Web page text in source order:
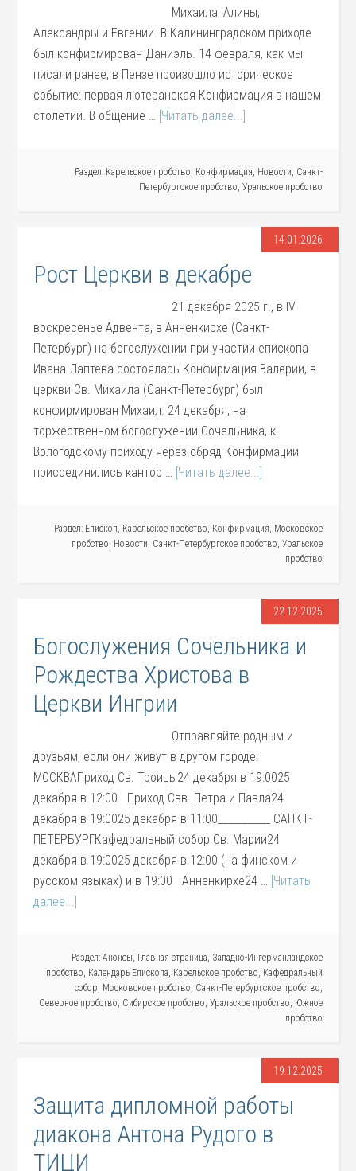
Михаила, Алины,
Александры и Евгении. В Калининградском приходе
был конфирмирован Даниэль. 14 февраля, как мы
писали ранее, в Пензе произошло историческое
событие: первая лютеранская Конфирмация в нашем
столетии. В общение … [Читать далее...]
Раздел: Карельское пробство, Конфирмация, Новости, Санкт-
Петербургское пробство, Уральское пробство
14.01.2026
Рост Церкви в декабре
21 декабря 2025 г., в IV
воскресенье Адвента, в Анненкирхе (Санкт-
Петербург) на богослужении при участии епископа
Ивана Лаптева состоялась Конфирмация Валерии, в
церкви Св. Михаила (Санкт-Петербург) был
конфирмирован Михаил. 24 декабря, на
торжественном богослужении Сочельника, к
Вологодскому приходу через обряд Конфирмации
присоединились кантор … [Читать далее...]
Раздел: Епископ, Карельское пробство, Конфирмация, Московское
пробство, Новости, Санкт-Петербургское пробство, Уральское
пробство
22.12.2025
Богослужения Сочельника и
Рождества Христова в
Церкви Ингрии
Отправляйте родным и
друзьям, если они живут в другом городе!
МОСКВАПриход Св. Троицы24 декабря в 19:0025
декабря в 12:00 Приход Свв. Петра и Павла24
декабря в 19:0025 декабря в 11:00___________ САНКТ-
ПЕТЕРБУРГКафедральный собор Св. Марии24
декабря в 19:0025 декабря в 12:00 (на финском и
русском языках) и в 19:00 Анненкирхе24 … [Читать
далее...]
Раздел: Анонсы, Главная страница, Западно-Ингерманландское
пробство, Календарь Епископа, Карельское пробство, Кафедральный
собор, Московское пробство, Санкт-Петербургское пробство,
Северное пробство, Сибирское пробство, Уральское пробство, Южное
пробство
19.12.2025
Защита дипломной работы
диакона Антона Рудого в
ТИЦИ